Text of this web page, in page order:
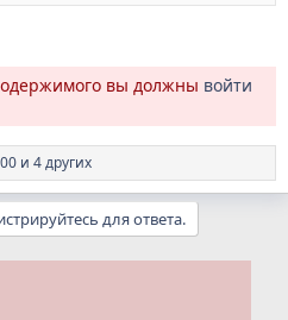
вы должны войти
и 4 других
для ответа.